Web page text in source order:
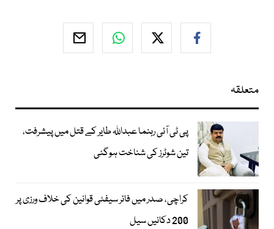
متعلقہ
پی ٹی آئی رہنما عبداللہ طایر کے قتل میں پیشرفت،
تین شوٹرز کی شناخت ہوگئی
کراچی، صدر میں فائر سیفٹی قوانین کی خلاف ورزی پر
200 دکانیں سیل